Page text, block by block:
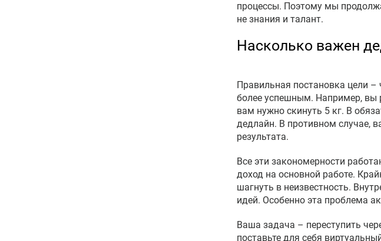
процессы. Поэтому мы
не знания и талант.
Насколько важен
Правильная постановка цели
более успешным. Например, вы
вам нужно скинуть 5 кг. В
дедлайн. В противном случае,
результата.
Все эти закономерности
доход на основной работе.
шагнуть в неизвестность.
идей. Особенно эта проблема
Ваша задача – переступить
поставьте для себя